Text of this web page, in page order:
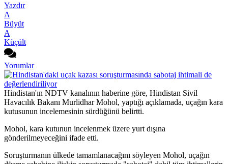
Yazdır
A
Büyüt
A
Küçült
Yorumlar
Hindistan'ın NDTV kanalının haberine göre, Hindistan Sivil
Havacılık Bakanı Murlidhar Mohol, yaptığı açıklamada, uçağın kara
kutusunun incelemesinin sürdüğünü belirtti.
Mohol, kara kutunun incelenmek üzere yurt dışına
gönderilmeyeceğini ifade etti.
Soruşturmanın ülkede tamamlanacağını söyleyen Mohol, uçağın